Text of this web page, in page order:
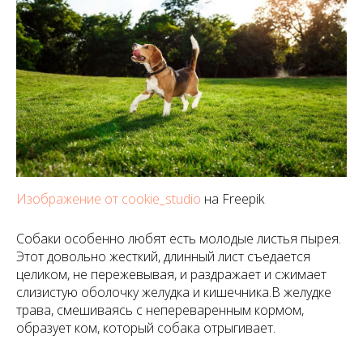
Изображение от cookie_studio на Freepik
Собаки особенно любят есть молодые листья пырея.
Этот довольно жесткий, длинный лист съедается
целиком, не пережевывая, и раздражает и сжимает
слизистую оболочку желудка и кишечника.В желудке
трава, смешиваясь с непереваренным кормом,
образует ком, который собака отрыгивает.